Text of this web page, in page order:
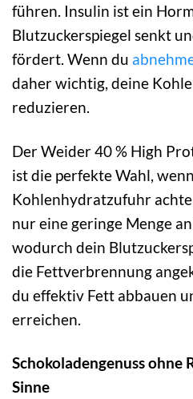
führen. Insulin ist ein
Blutzuckerspiegel senkt
fördert. Wenn du
daher wichtig, deine
reduzieren.
Der Weider 40 % High
ist die perfekte Wahl,
Kohlenhydratzufuhr
nur eine geringe Menge
wodurch dein
die Fettverbrennung
du effektiv Fett abbauen
erreichen.
Schokoladengenuss ohne
Sinne